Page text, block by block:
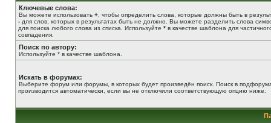
Ключевые слова:
Вы можете использовать + , чтобы определить слова, которые должны быть в
- для слов, которых в результатах быть не должно. Вы можете разделить слова
для поиска любого слова из списка. Используйте * в качестве шаблона для
совпадения.
Поиск по автору:
Используйте * в качестве шаблона.
Искать в форумах:
Выберите форум или форумы, в которых будет произведён поиск. Поиск в
производится автоматически, если вы не отключили соответствующую опцию ниже.